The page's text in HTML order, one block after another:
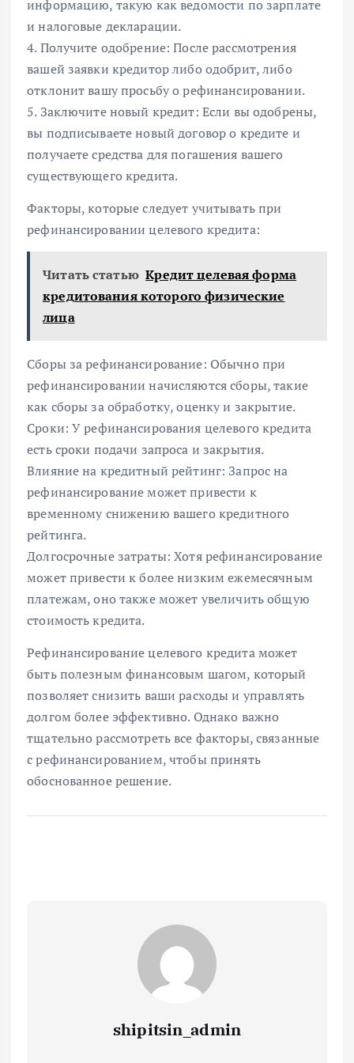
информацию, такую как ведомости по зарплате
и налоговые декларации.
4. Получите одобрение: После рассмотрения
вашей заявки кредитор либо одобрит, либо
отклонит вашу просьбу о рефинансировании.
5. Заключите новый кредит: Если вы одобрены,
вы подписываете новый договор о кредите и
получаете средства для погашения вашего
существующего кредита.
Факторы, которые следует учитывать при
рефинансировании целевого кредита:
Читать статью Кредит целевая форма
кредитования которого физические
лица
Сборы за рефинансирование: Обычно при
рефинансировании начисляются сборы, такие
как сборы за обработку, оценку и закрытие.
Сроки: У рефинансирования целевого кредита
есть сроки подачи запроса и закрытия.
Влияние на кредитный рейтинг: Запрос на
рефинансирование может привести к
временному снижению вашего кредитного
рейтинга.
Долгосрочные затраты: Хотя рефинансирование
может привести к более низким ежемесячным
платежам, оно также может увеличить общую
стоимость кредита.
Рефинансирование целевого кредита может
быть полезным финансовым шагом, который
позволяет снизить ваши расходы и управлять
долгом более эффективно. Однако важно
тщательно рассмотреть все факторы, связанные
с рефинансированием, чтобы принять
обоснованное решение.
shipitsin_admin